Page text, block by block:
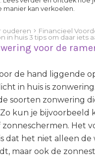
manier kan verkoelen.
ouderen
Financieel
in huis 3 tips om daar iets
voor de
de hand liggende
in huis is
soorten zonwering
kun je bijvoorbeeld
Het
dat het niet alleen de
maar ook de